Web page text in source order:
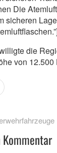
Die
sicheren
die
von 12.500